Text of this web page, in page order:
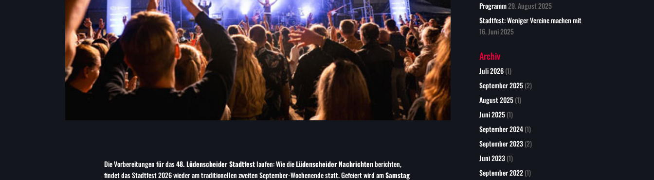
Die Vorbereitungen für das48. Lüdenscheider Stadtfestlaufen: Wie dieLüdenscheider Nachrichtenberichten,
findet das Stadtfest 2026 wieder am traditionellen zweiten September-Wochenende statt. Gefeiert wird amSamstag
Programm29. August 2025
Stadtfest: Weniger Vereine machen mit
16. Juni 2025
Archiv
Juli 2026(1)
September 2025(2)
August 2025(1)
Juni 2025(1)
September 2024(1)
September 2023(2)
Juni 2023(1)
September 2022(1)